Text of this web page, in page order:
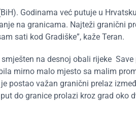
Godinama već putuje u
na granicama. Najteži granični
sati kod Gradiške”, kaže Teran.
na desnoj obali rijeke
mirno malo mjesto sa malim
postao važan granični prelaz
do granice prolazi kroz grad oko